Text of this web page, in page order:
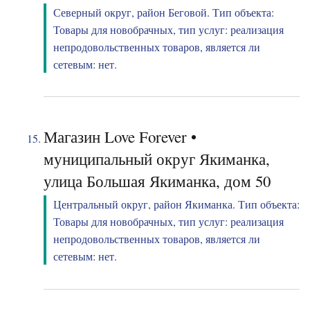
Северный округ, район Беговой. Тип объекта:
Товары для новобрачных, тип услуг: реализация
непродовольственных товаров, является ли
сетевым: нет.
Магазин Love Forever •
муниципальный округ Якиманка,
улица Большая Якиманка, дом 50
Центральный округ, район Якиманка. Тип объекта:
Товары для новобрачных, тип услуг: реализация
непродовольственных товаров, является ли
сетевым: нет.